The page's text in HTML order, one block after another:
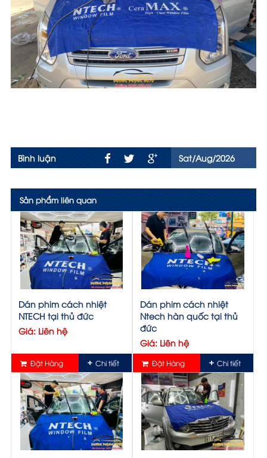
Bình luận Sat/Aug/2026
Sản phẩm liên quan
Dán phim cách nhiệt
NTECH tại thủ đức
Giá: Liên hệ
Đặt Hàng Chi tiết
Dán phim cách nhiệt
Ntech hàn quốc tại thủ
đức
Giá: Liên hệ
Đặt Hàng Chi tiết